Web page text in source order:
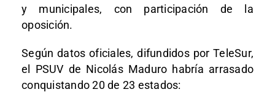
y municipales, con participación de la
oposición.
Según datos oficiales, difundidos por TeleSur,
el PSUV de Nicolás Maduro habría arrasado
conquistando 20 de 23 estados: